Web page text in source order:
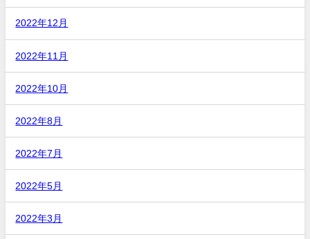
2022年12月
2022年11月
2022年10月
2022年8月
2022年7月
2022年5月
2022年3月